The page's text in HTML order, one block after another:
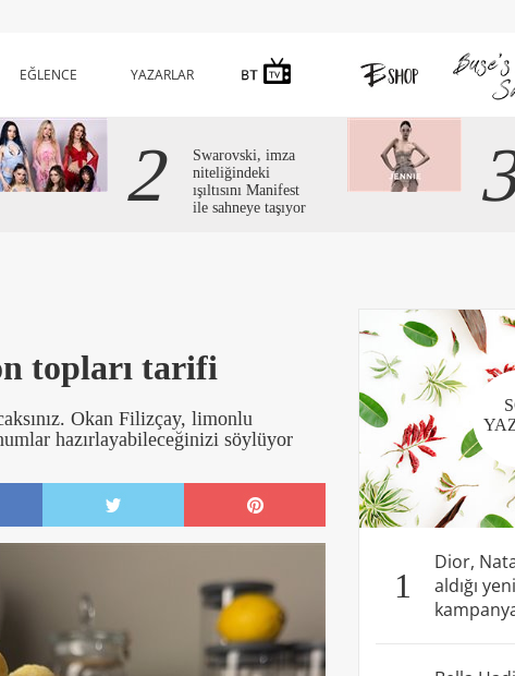
EĞLENCE YAZARLAR
2
Swarovski, imza
niteliğindeki
ışıltısını Manifest
ile sahneye taşıyor
topları tarifi
Okan Filizçay, limonlu
hazırlayabileceğinizi söylüyor
1
Dior,
aldığı